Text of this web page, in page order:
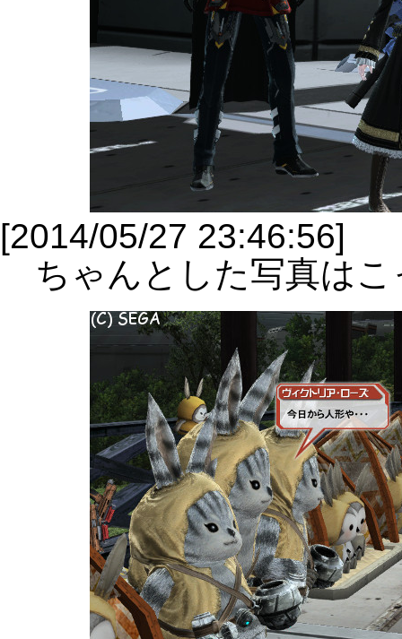
[2014/05/27 23:46:56]
ちゃんとした写真はこ